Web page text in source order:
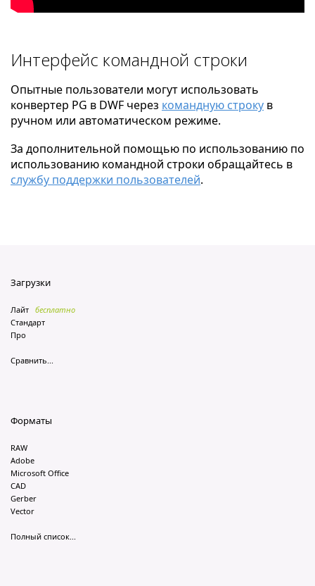
Интерфейс командной строки
Опытные пользователи могут использовать
конвертер PG в DWF через командную строку в
ручном или автоматическом режиме.
За дополнительной помощью по использованию по
использованию командной строки обращайтесь в
службу поддержки пользователей.
Загрузки
Лайт бесплатно
Стандарт
Про
Сравнить...
Форматы
RAW
Adobe
Microsoft Office
CAD
Gerber
Vector
Полный список...